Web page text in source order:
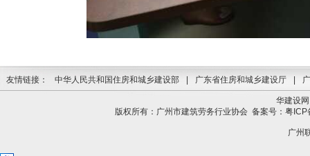
友情链接： 中华人民共和国住房和城乡建设部 | 广东省住房和城乡建设厅 |
华建设网
版权所有：广州市建筑劳务行业协会备案号：粤
广州